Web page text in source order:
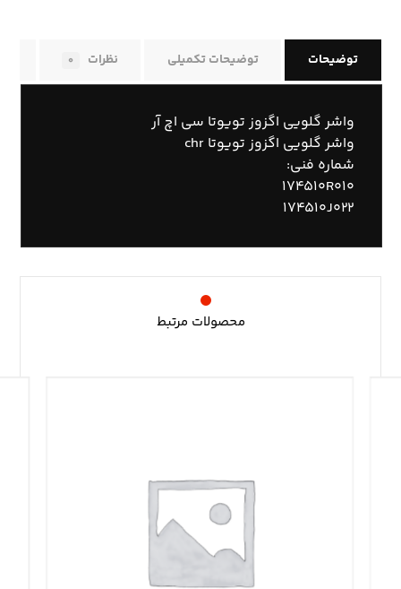
توضیحات توضیحات تکمیلی نظرات ۰
واشر گلویی اگزوز تویوتا سی اچ آر
واشر گلویی اگزوز تویوتا chr
شماره فنی:
۱۷۴۵۱۰R۰۱۰
۱۷۴۵۱۰J۰۲۲
محصولات مرتبط